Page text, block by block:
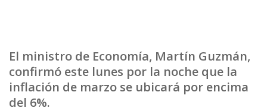
El ministro de Economía, Martín Guzmán,
confirmó este lunes por la noche que la
inflación de marzo se ubicará por encima
del 6%.